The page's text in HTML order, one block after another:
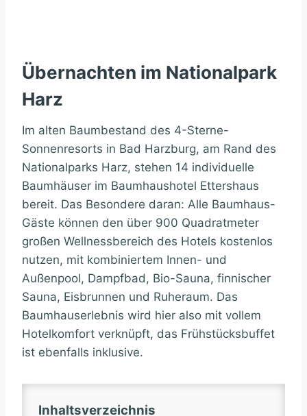
Übernachten im Nationalpark
Harz
Im alten Baumbestand des 4-Sterne-
Sonnenresorts in Bad Harzburg, am Rand des
Nationalparks Harz, stehen 14 individuelle
Baumhäuser im Baumhaushotel Ettershaus
bereit. Das Besondere daran: Alle Baumhaus-
Gäste können den über 900 Quadratmeter
großen Wellnessbereich des Hotels kostenlos
nutzen, mit kombiniertem Innen- und
Außenpool, Dampfbad, Bio-Sauna, finnischer
Sauna, Eisbrunnen und Ruheraum. Das
Baumhauserlebnis wird hier also mit vollem
Hotelkomfort verknüpft, das Frühstücksbuffet
ist ebenfalls inklusive.
Inhaltsverzeichnis